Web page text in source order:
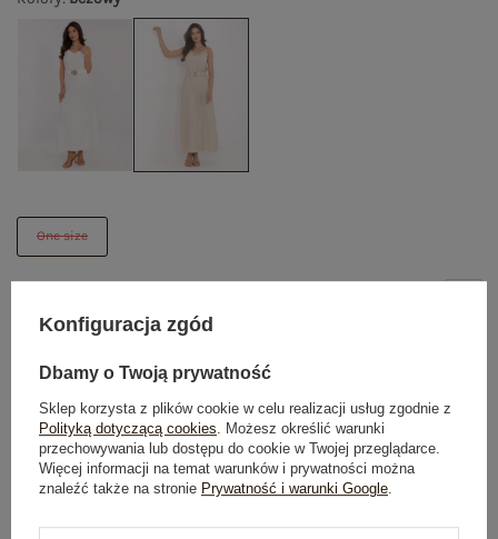
One size
Produkt niedostępny
Konfiguracja zgód
Dbamy o Twoją prywatność
Sklep korzysta z plików cookie w celu realizacji usług zgodnie z
Polityką dotyczącą cookies . Możesz określić warunki
przechowywania lub dostępu do cookie w Twojej przeglądarce.
Więcej informacji na temat warunków i prywatności można
znaleźć także na stronie Prywatność i warunki Google